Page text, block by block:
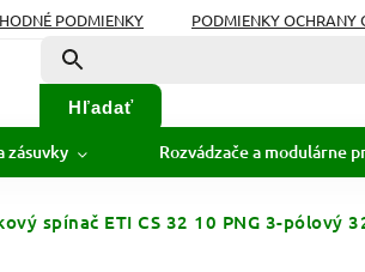
PODMIENKY PODMIENKY OCHRANY
Hľadať
zásuvky Rozvádzače a modulárne
spínač ETI CS 32 10 PNG 3-pólový